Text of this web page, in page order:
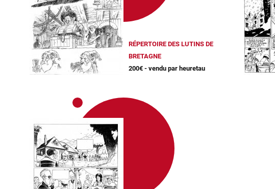
RÉPERTOIRE DES LUTINS DE
BRETAGNE
200€ - vendu par heuretau